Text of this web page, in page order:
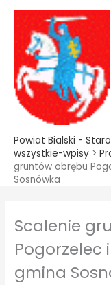
treści
Przejdź
treści
Powiat Bialski -
wszystkie-wpisy >
gruntów obrębu
Sosnówka
Scalenie
Pogorzelec
gmina